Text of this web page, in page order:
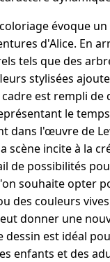
évoque
d'Alice. En
tels que des
stylisées
est rempli de
le
dans l'œuvre de
scène incite à la
de possibilités
souhaite opter
des couleurs
donner une
dessin est idéal
enfants et des